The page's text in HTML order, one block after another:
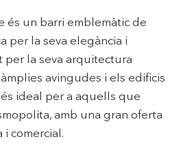
és un barri emblemàtic de
per la seva elegància i
per la seva arquitectura
avingudes i els edificis
ideal per a aquells que
amb una gran oferta
i comercial.